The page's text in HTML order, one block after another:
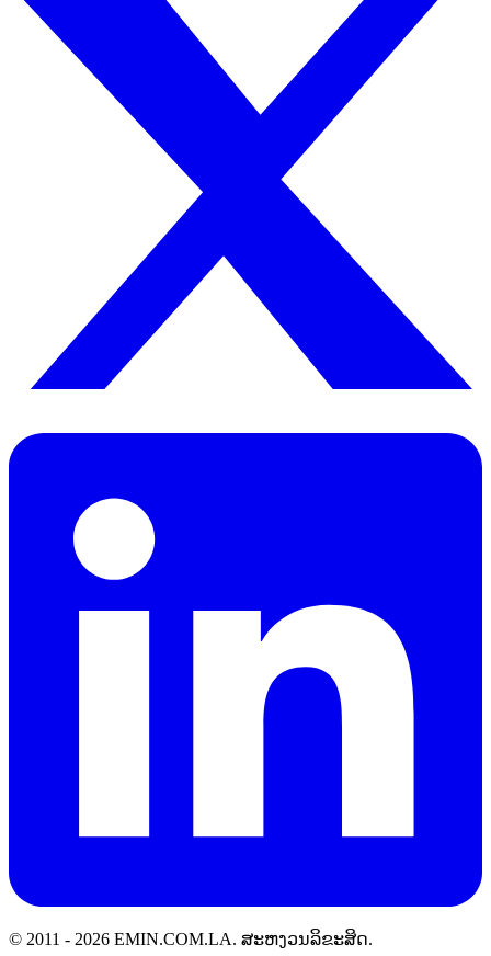
© 2011 - 2026 EMIN.COM.LA. ສະຫງວນລິຂະສິດ.